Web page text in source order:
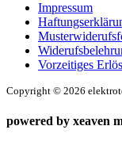
Impressum
Vorzeitiges
Copyright © 2026
powered by xeaven